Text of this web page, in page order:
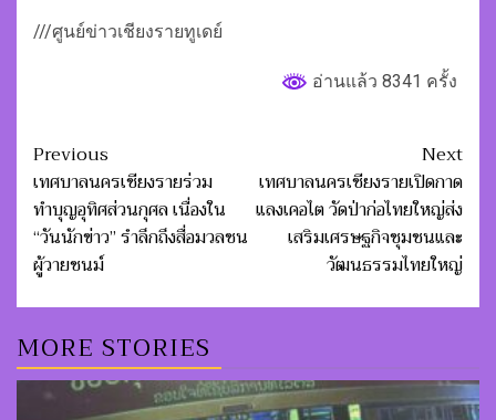
///ศูนย์ข่าวเชียงรายทูเดย์
อ่านแล้ว 8341 ครั้ง
Post
navigation
Previous
เทศบาลนครเชียงรายร่วม
ทำบุญอุทิศส่วนกุศล เนื่องใน
“วันนักข่าว” รำลึกถึงสื่อมวลชน
ผู้วายชนม์
Next
เทศบาลนครเชียงรายเปิดกาด
แลงเคอไต วัดป่าก่อไทยใหญ่ส่ง
เสริมเศรษฐกิจชุมชนและ
วัฒนธรรมไทยใหญ่
MORE STORIES